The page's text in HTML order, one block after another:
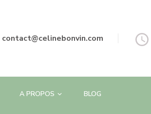
contact@celinebonvin.com
A PROPOS BLOG